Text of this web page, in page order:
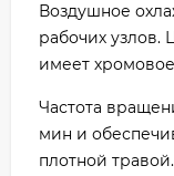
Воздушное
рабочих узлов.
имеет
Частота
мин и
плотной